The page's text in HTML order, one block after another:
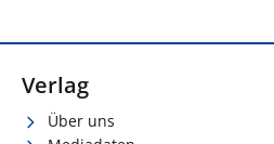
Verlag
Über uns